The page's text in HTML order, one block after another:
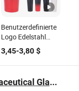
Benutzerdefinierte
Logo Edelstahl
500ml 750ml Gym
Sport
Wasserflasche
Wand Fitness
3,45-3,80$
Puyang Shixuan Pharmaceutical Glass Products Co., Ltd